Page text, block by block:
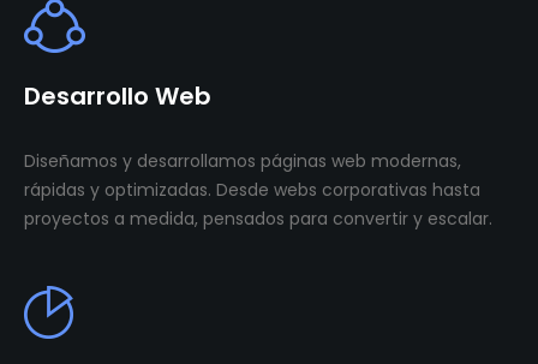
Desarrollo Web
Diseñamos y desarrollamos páginas web modernas,
rápidas y optimizadas. Desde webs corporativas hasta
proyectos a medida, pensados para convertir y escalar.